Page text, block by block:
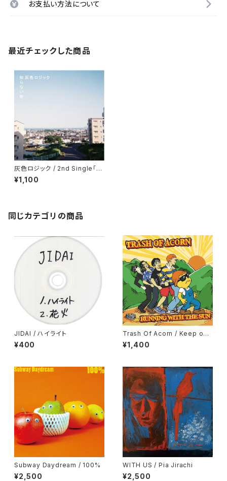
お支払い方法について
最近チェックした商品
灰色ロジック / 2nd Single「知
らない街」
¥1,100
同じカテゴリの商品
JIDAI / ハイライト
¥400
Trash Of Acorn / Keep on
Running
¥1,400
Subway Daydream / 100%
¥2,500
WITH US / Pia Jirachi
¥2,500